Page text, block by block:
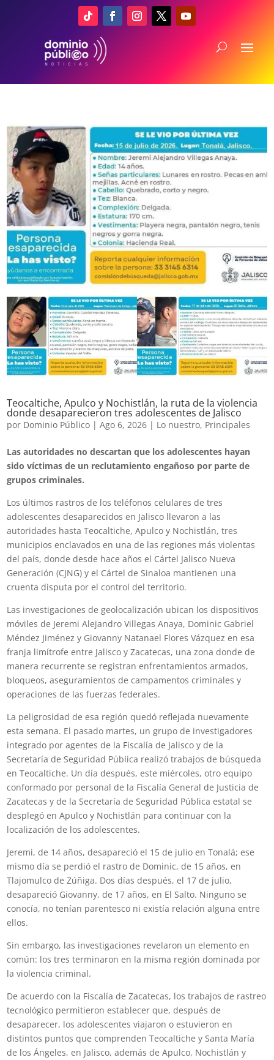
Teocaltiche, Apulco y Nochistlán, la ruta de la violencia
donde desaparecieron tres adolescentes de Jalisco
por Dominio Público |Ago 6, 2026 | Lo nuestro, Principales
Las autoridades no descartan que los adolescentes hayan
sido víctimas de un reclutamiento engañoso por parte de
grupos criminales.
Los últimos rastros de los teléfonos celulares de tres
adolescentes desaparecidos en Jalisco llevaron a las
autoridades hasta Teocaltiche, Apulco y Nochistlán, tres
municipios enclavados en una de las regiones más violentas
del país, donde desde hace años el Cártel Jalisco Nueva
Generación (CJNG) y el Cártel de Sinaloa mantienen una
cruenta disputa por el control del territorio.
Las investigaciones de geolocalización ubican los dispositivos
móviles de Jeremi Alejandro Villegas Anaya, Dominic Gabriel
Méndez Jiménez y Giovanny Natanael Flores Vázquez en esa
franja limítrofe entre Jalisco y Zacatecas, una zona donde de
manera recurrente se registran enfrentamientos armados,
bloqueos, aseguramientos de campamentos criminales y
operaciones de las fuerzas federales.
La peligrosidad de esa región quedó reflejada nuevamente
esta semana. El pasado martes, un grupo de investigadores
integrado por agentes de la Fiscalía de Jalisco y de la
Secretaría de Seguridad Pública realizó trabajos de búsqueda
en Teocaltiche. Un día después, este miércoles, otro equipo
conformado por personal de la Fiscalía General de Justicia de
Zacatecas y de la Secretaría de Seguridad Pública estatal se
desplegó en Apulco y Nochistlán para continuar con la
localización de los adolescentes.
Jeremi, de 14 años, desapareció el 15 de julio en Tonalá; ese
mismo día se perdió el rastro de Dominic, de 15 años, en
Tlajomulco de Zúñiga. Dos días después, el 17 de julio,
desapareció Giovanny, de 17 años, en El Salto. Ninguno se
conocía, no tenían parentesco ni existía relación alguna entre
ellos.
Sin embargo, las investigaciones revelaron un elemento en
común: los tres terminaron en la misma región dominada por
la violencia criminal.
De acuerdo con la Fiscalía de Zacatecas, los trabajos de rastreo
tecnológico permitieron establecer que, después de
desaparecer, los adolescentes viajaron o estuvieron en
distintos puntos que comprenden Teocaltiche y Santa María
de los Ángeles, en Jalisco, además de Apulco, Nochistlán y